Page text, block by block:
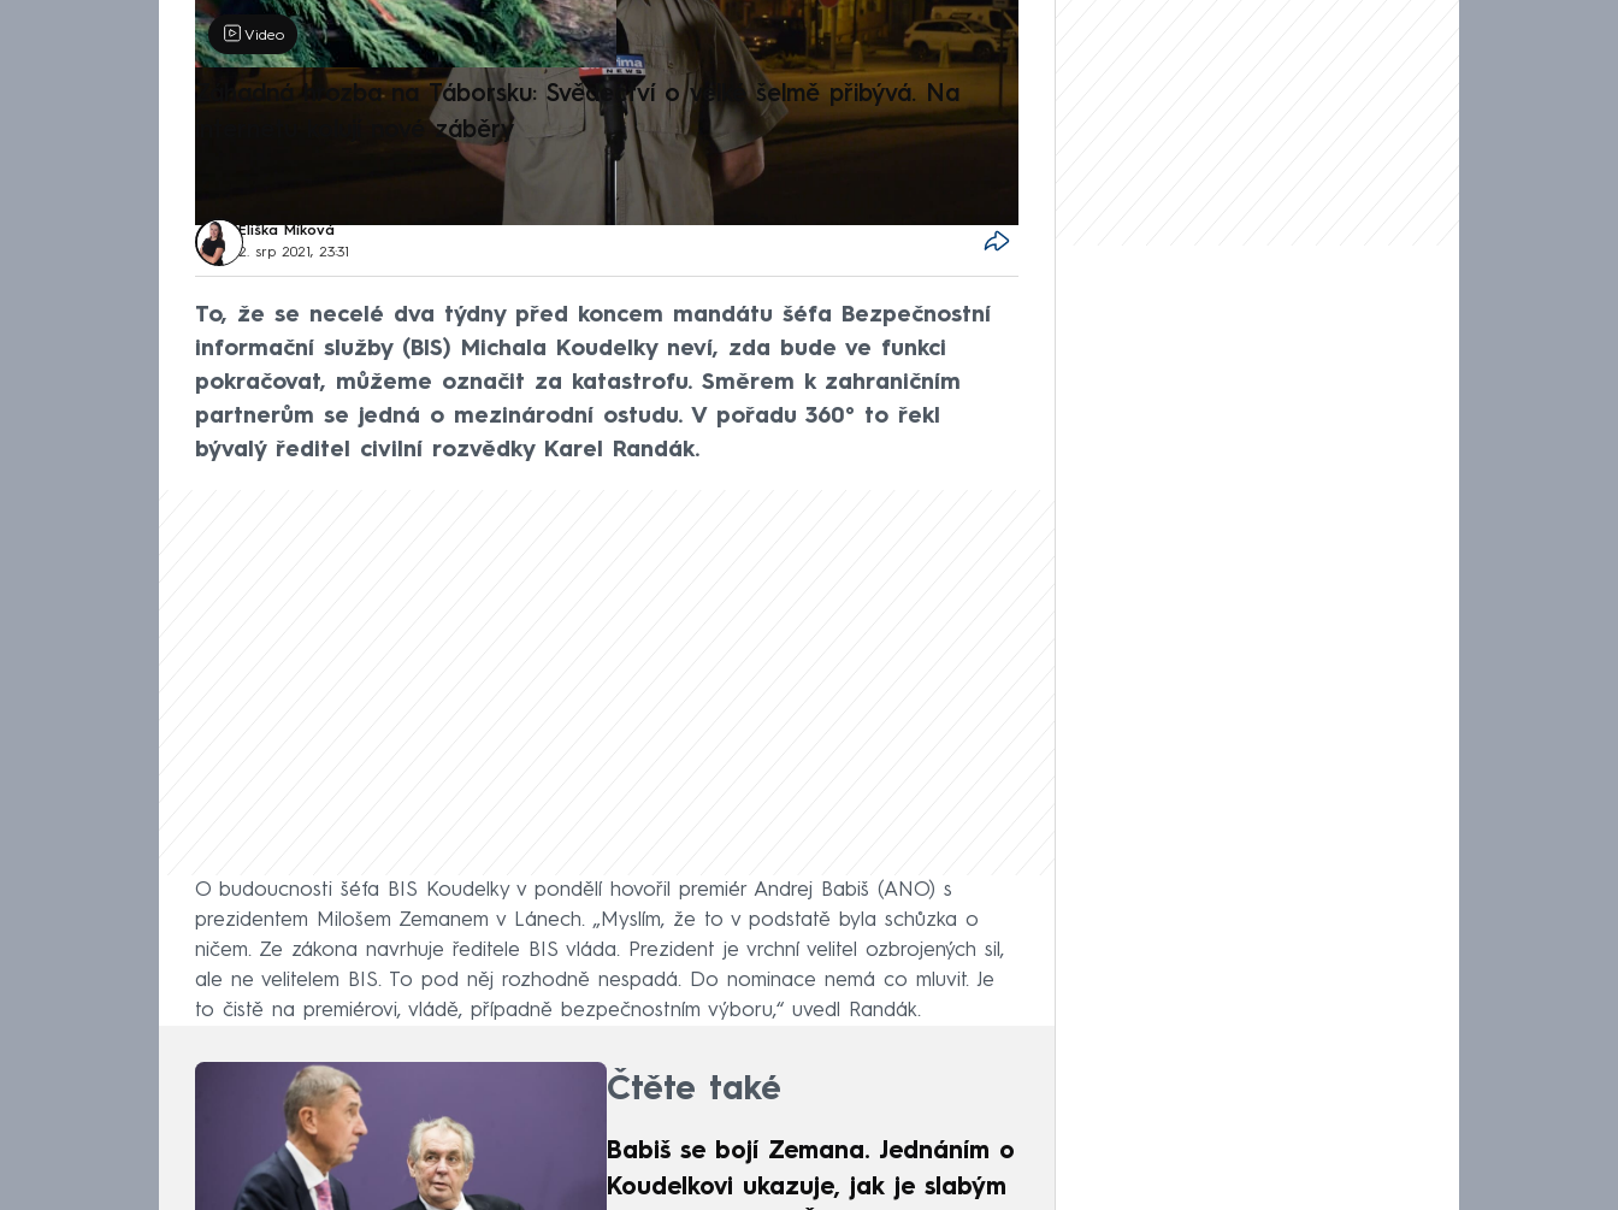
Video
Záhadná hrozba na Táborsku: Svědectví o velké šelmě přibývá. Na
internetu kolují nové záběry
Eliška Míková
2. srp 2021, 23:31
To, že se necelé dva týdny před koncem mandátu šéfa Bezpečnostní
informační služby (BIS) Michala Koudelky neví, zda bude ve funkci
pokračovat, můžeme označit za katastrofu. Směrem k zahraničním
partnerům se jedná o mezinárodní ostudu. V pořadu 360° to řekl
bývalý ředitel civilní rozvědky Karel Randák.
O budoucnosti šéfa BIS Koudelky v pondělí hovořil premiér Andrej Babiš (ANO) s
prezidentem Milošem Zemanem v Lánech. „Myslím, že to v podstatě byla schůzka o
ničem. Ze zákona navrhuje ředitele BIS vláda. Prezident je vrchní velitel ozbrojených sil,
ale ne velitelem BIS. To pod něj rozhodně nespadá. Do nominace nemá co mluvit. Je
to čistě na premiérovi, vládě, případně bezpečnostním výboru,“ uvedl Randák.
Čtěte také
Babiš se bojí Zemana. Jednáním o
Koudelkovi ukazuje, jak je slabým